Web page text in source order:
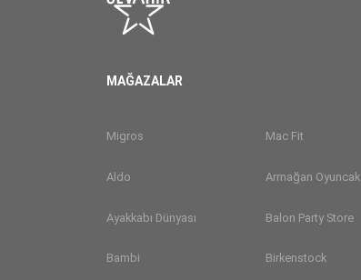
MAĞAZALAR
Migros Mac Fit
Aldo Armağan Oyuncak
Ayakkabı Dünyası Balon Party Store
Bambi Birkenstock